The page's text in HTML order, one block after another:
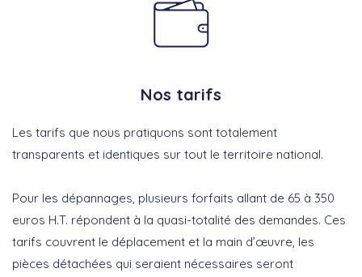
Nos tarifs
Les tarifs que nous pratiquons sont totalement
transparents et identiques sur tout le territoire national.
Pour les dépannages, plusieurs forfaits allant de 65 à 350
euros H.T. répondent à la quasi-totalité des demandes. Ces
tarifs couvrent le déplacement et la main d’œuvre, les
pièces détachées qui seraient nécessaires seront